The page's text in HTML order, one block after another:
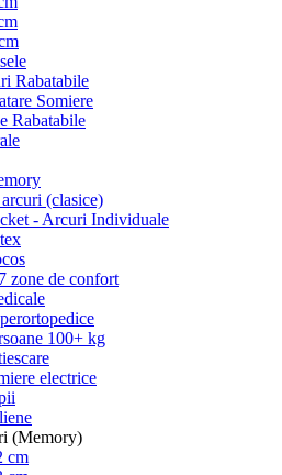
Rabatabile
Somiere
Rabatabile
(clasice)
- Arcuri Individuale
zone de confort
100+ kg
electrice
(Memory)
cm